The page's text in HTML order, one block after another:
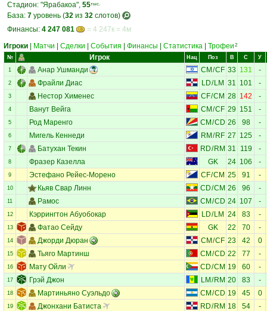
Стадион: "Ярабакоа", 55тыс.
База: 7 уровень (32 из 32 слотов)
Финансы: 4 247 081
= 4 247к = 4м
Игроки
Матчи Сделки События Финансы Статистика Трофеи 2
№ Игрок Нац Поз В С У
1 Анар Ушманди CM /CF 33 131 -
2 Фрайли Диас LD/ LM 31 101 -
3 Нестор Хименес CF/CM 28 142 -
4 Ванут Вейга CM /CF 29 151 -
5 Род Маренго CM /CD 26 98 -
6 Мигель Кеннеди RM / RF 27 125 -
7 Батухан Текин RD/ RM 31 119 -
8 Фразер Казелла GK 24 106 -
9 Эстефано Рейес-Морено CF/CM 25 91 -
10 Кьяв Свар Линн CD/CM 26 96 -
11 Рамос CM /CD 24 107 -
12 Кэррингтон Абуобокар LD/ LM 24 83 -
13 Фатао Сейду GK 22 70 -
14 Джорди Дюран CM /CF 23 42 0
15 Тьяго Мартинш CM /CD 22 77 -
16 Мату Ойли CD/CM 19 60 -
17 Грэй Джон LM /RM 20 83 -
18 Мартиньяно Суэльдо CM /CD 19 45 0
19 Джонхани Батиста RD/ RM 18 54 -